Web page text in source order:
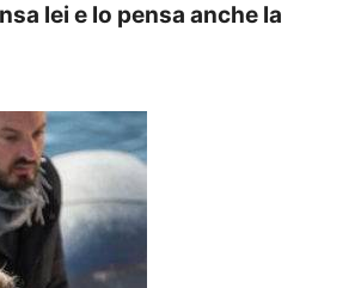
lei e lo pensa anche la